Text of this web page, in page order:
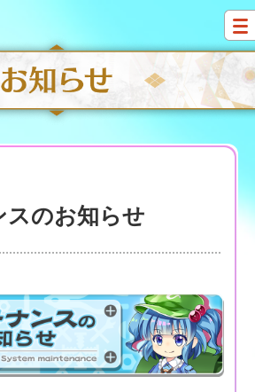
のお知らせ